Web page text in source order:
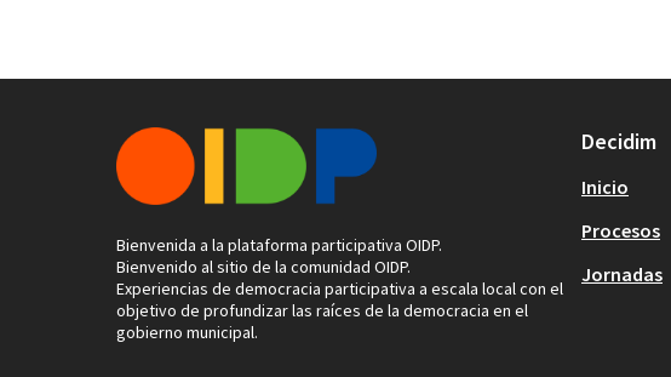
Bienvenida a la plataforma participativa OIDP.
Bienvenido al sitio de la comunidad OIDP.
Experiencias de democracia participativa a escala local con el
objetivo de profundizar las raíces de la democracia en el
gobierno municipal.
Decidim
Inicio
Procesos
Jornadas